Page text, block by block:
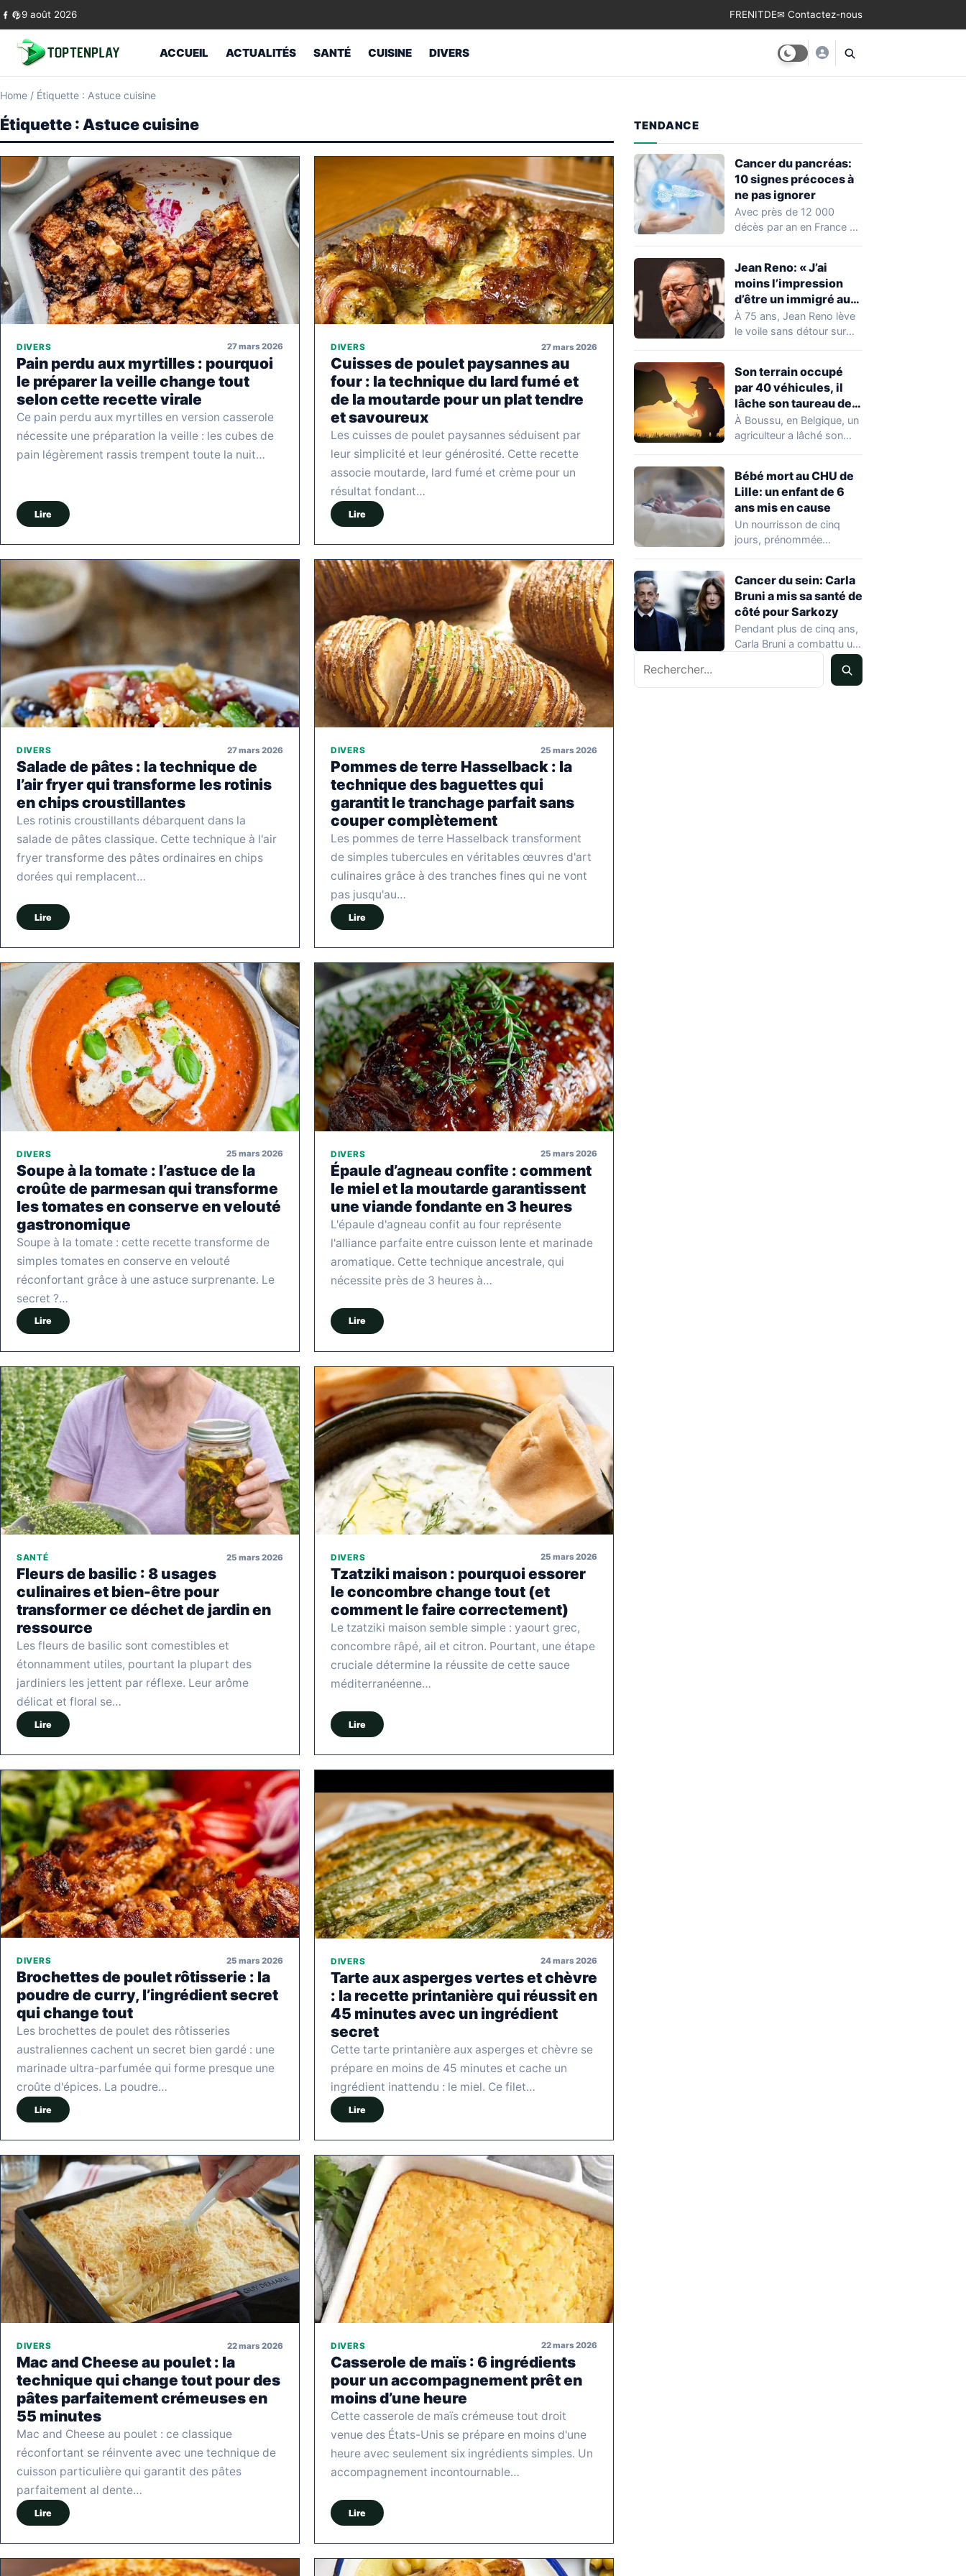
Skip to content
9 août 2026 FRENITDE✉ Contactez-nous
ACCUEIL ACTUALITÉS SANTÉ CUISINE DIVERS
Home / Étiquette : Astuce cuisine
Étiquette : Astuce cuisine
DIVERS 27 mars 2026
Pain perdu aux myrtilles : pourquoi
le préparer la veille change tout
selon cette recette virale
Ce pain perdu aux myrtilles en version casserole
nécessite une préparation la veille : les cubes de
pain légèrement rassis trempent toute la nuit…
Lire
DIVERS 27 mars 2026
Cuisses de poulet paysannes au
four : la technique du lard fumé et
de la moutarde pour un plat tendre
et savoureux
Les cuisses de poulet paysannes séduisent par
leur simplicité et leur générosité. Cette recette
associe moutarde, lard fumé et crème pour un
résultat fondant…
Lire
DIVERS 27 mars 2026
Salade de pâtes : la technique de
l’air fryer qui transforme les rotinis
en chips croustillantes
Les rotinis croustillants débarquent dans la
salade de pâtes classique. Cette technique à l'air
fryer transforme des pâtes ordinaires en chips
dorées qui remplacent…
Lire
DIVERS 25 mars 2026
Pommes de terre Hasselback : la
technique des baguettes qui
garantit le tranchage parfait sans
couper complètement
Les pommes de terre Hasselback transforment
de simples tubercules en véritables œuvres d'art
culinaires grâce à des tranches fines qui ne vont
pas jusqu'au…
Lire
DIVERS 25 mars 2026
Soupe à la tomate : l’astuce de la
croûte de parmesan qui transforme
les tomates en conserve en velouté
gastronomique
Soupe à la tomate : cette recette transforme de
simples tomates en conserve en velouté
réconfortant grâce à une astuce surprenante. Le
secret ?…
Lire
DIVERS 25 mars 2026
Épaule d’agneau confite : comment
le miel et la moutarde garantissent
une viande fondante en 3 heures
L'épaule d'agneau confit au four représente
l'alliance parfaite entre cuisson lente et marinade
aromatique. Cette technique ancestrale, qui
nécessite près de 3 heures à…
Lire
SANTÉ 25 mars 2026
Fleurs de basilic : 8 usages
culinaires et bien-être pour
transformer ce déchet de jardin en
ressource
Les fleurs de basilic sont comestibles et
étonnamment utiles, pourtant la plupart des
jardiniers les jettent par réflexe. Leur arôme
délicat et floral se…
Lire
DIVERS 25 mars 2026
Tzatziki maison : pourquoi essorer
le concombre change tout (et
comment le faire correctement)
Le tzatziki maison semble simple : yaourt grec,
concombre râpé, ail et citron. Pourtant, une étape
cruciale détermine la réussite de cette sauce
méditerranéenne…
Lire
DIVERS 25 mars 2026
Brochettes de poulet rôtisserie : la
poudre de curry, l’ingrédient secret
qui change tout
Les brochettes de poulet des rôtisseries
australiennes cachent un secret bien gardé : une
marinade ultra-parfumée qui forme presque une
croûte d'épices. La poudre…
Lire
DIVERS 24 mars 2026
Tarte aux asperges vertes et chèvre
: la recette printanière qui réussit en
45 minutes avec un ingrédient
secret
Cette tarte printanière aux asperges et chèvre se
prépare en moins de 45 minutes et cache un
ingrédient inattendu : le miel. Ce filet…
Lire
DIVERS 22 mars 2026
Mac and Cheese au poulet : la
technique qui change tout pour des
pâtes parfaitement crémeuses en
55 minutes
Mac and Cheese au poulet : ce classique
réconfortant se réinvente avec une technique de
cuisson particulière qui garantit des pâtes
parfaitement al dente…
Lire
DIVERS 22 mars 2026
Casserole de maïs : 6 ingrédients
pour un accompagnement prêt en
moins d’une heure
Cette casserole de maïs crémeuse tout droit
venue des États-Unis se prépare en moins d'une
heure avec seulement six ingrédients simples. Un
accompagnement incontournable…
Lire
TENDANCE
Cancer du pancréas:
10 signes précoces à
ne pas ignorer
Avec près de 12 000
décès par an en France et
Jean Reno: « J’ai
moins l’impression
d’être un immigré aux
États-Unis qu’en
France »
À 75 ans, Jean Reno lève
le voile sans détour sur
Son terrain occupé
par 40 véhicules, il
lâche son taureau de
800 kg
À Boussu, en Belgique, un
agriculteur a lâché son
Bébé mort au CHU de
Lille: un enfant de 6
ans mis en cause
Un nourrisson de cinq
jours, prénommée
Cancer du sein: Carla
Bruni a mis sa santé de
côté pour Sarkozy
Pendant plus de cinq ans,
Carla Bruni a combattu un
cancer du sein tout…